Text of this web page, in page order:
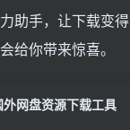
手，让下载变得
给你带来惊喜。
网盘资源下载工具